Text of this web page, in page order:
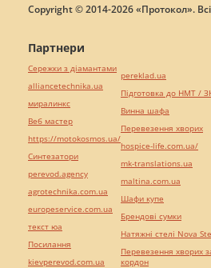
Copyright © 2014-2026 «Протокол».
Партнери
Сережки з діамантами
alliancetechnika.ua
миралинкс
Веб мастер
https://motokosmos.ua/
Синтезатори
perevod.agency
agrotechnika.com.ua
europeservice.com.ua
текст юа
Посилання
kievperevod.com.ua
pereklad.ua
Підготовка до НМТ /
Винна шафа
Перевезення хворих
hospice-life.com.ua/
mk-translations.ua
maltina.com.ua
Шафи купе
Брендові сумки
Натяжні стелі Nova
Перевезення хворих
кордон